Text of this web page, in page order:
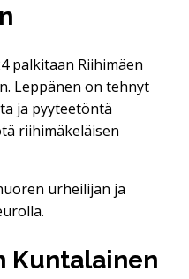
palkitaan Riihimäen
Leppänen on tehnyt
ja pyyteetöntä
riihimäkeläisen
urheilijan ja
Kuntalainen